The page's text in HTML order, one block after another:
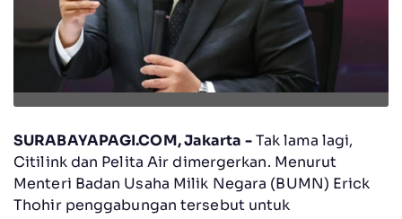
SURABAYAPAGI.COM, Jakarta -Tak lama lagi,
Citilink dan Pelita Air dimergerkan. Menurut
Menteri Badan Usaha Milik Negara (BUMN) Erick
Thohir penggabungan tersebut untuk